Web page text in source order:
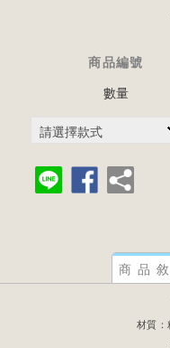
商品編號
數量
商品